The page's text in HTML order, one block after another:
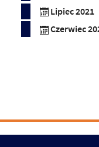
Lipiec 2021
Czerwiec